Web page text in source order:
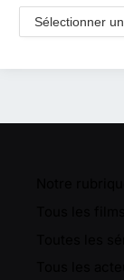
Catégories